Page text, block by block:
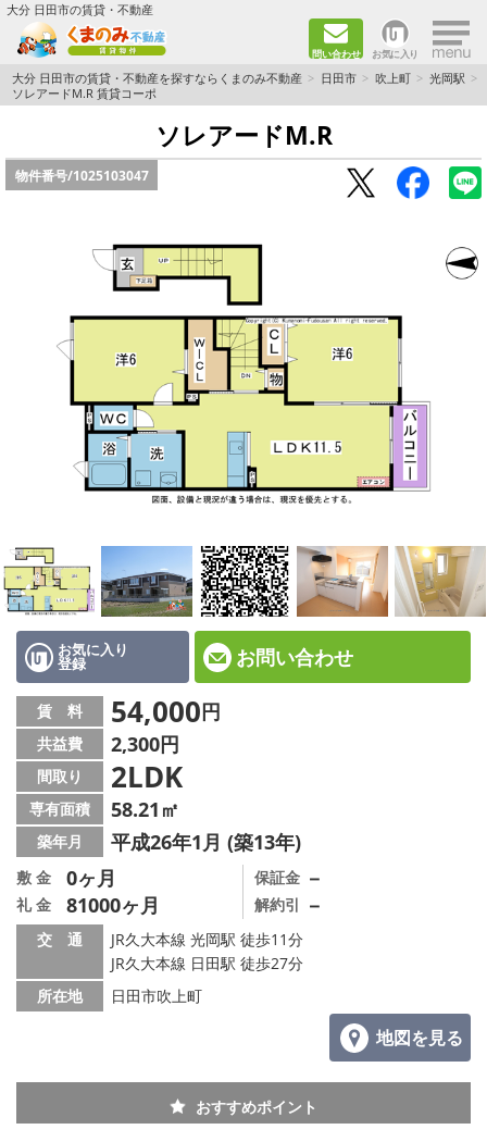
大分 日田市の賃貸・不動産
問い合わせ お気に入り ×
TOPページ
ペット飼育ＯＫ物件
新婚·ファミリー向け（2DK～3DK）
ファミリー向け（3DK～）
地域から探す
地図から探す
店舗情報·アクセス
会社概要
メールでお問い合わせ
大分 日田市の賃貸・不動産を探すならくまのみ不動産 日田市 吹上町
光岡駅
ソレアードM.R 賃貸コーポ
ソレアードM.R
物件番号/1025103047
お気に入り
登録 お問い合わせ
賃 料 54,000円
共益費 2,300円
間取り 2LDK
専有面積 58.21㎡
築年月 平成26年1月 (築13年)
敷 金 0ヶ月
礼 金 81000ヶ月
保証金 －
解約引 －
交 通
JR久大本線 光岡駅 徒歩11分
JR久大本線 日田駅 徒歩27分
所在地
日田市吹上町
地図を見る
おすすめポイント